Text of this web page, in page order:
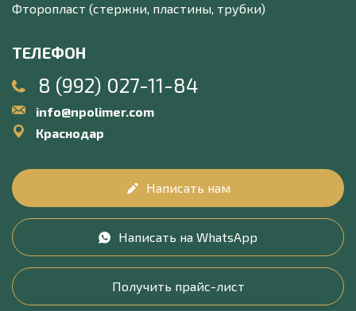
Фторопласт (стержни, пластины, трубки)
ТЕЛЕФОН
8 (992) 027-11-84
info@npolimer.com
Краснодар
Написать нам
Написать на WhatsApp
Получить прайс-лист